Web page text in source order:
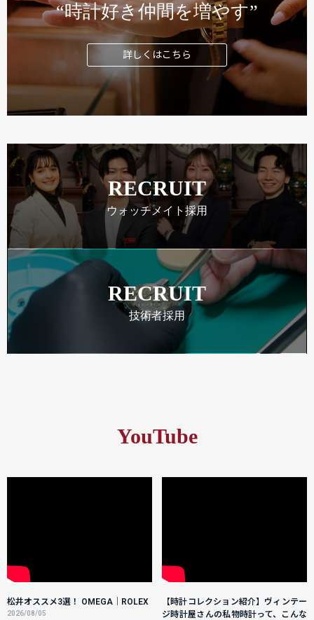
“時計好き仲間を増やす”
詳しくはこちら
RECRUIT
ウォッチメイト採用
RECRUIT
技術者採用
YouTube
松井オススメ3選！ OMEGA｜ROLEX
2026/08/05
【時計コレクション紹介】ヴィンテー
ジ時計屋さんの私物時計って、こんな